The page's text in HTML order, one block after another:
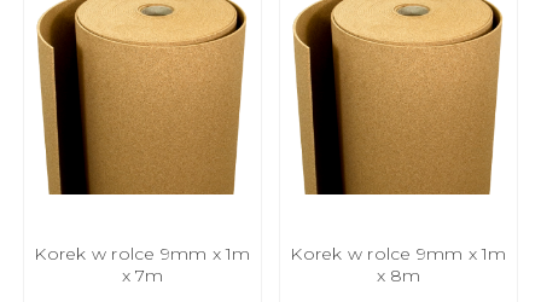
KOSZYKA KOSZYKA
Korek w rolce 9mm x 1m
x 7m
Korek w rolce 9mm x 1m
x 8m